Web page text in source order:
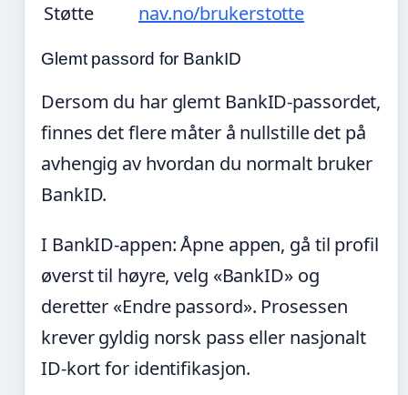
Støtte nav.no/brukerstotte
Glemt passord for BankID
Dersom du har glemt BankID-passordet,
finnes det flere måter å nullstille det på
avhengig av hvordan du normalt bruker
BankID.
I BankID-appen: Åpne appen, gå til profil
øverst til høyre, velg «BankID» og
deretter «Endre passord». Prosessen
krever gyldig norsk pass eller nasjonalt
ID-kort for identifikasjon.